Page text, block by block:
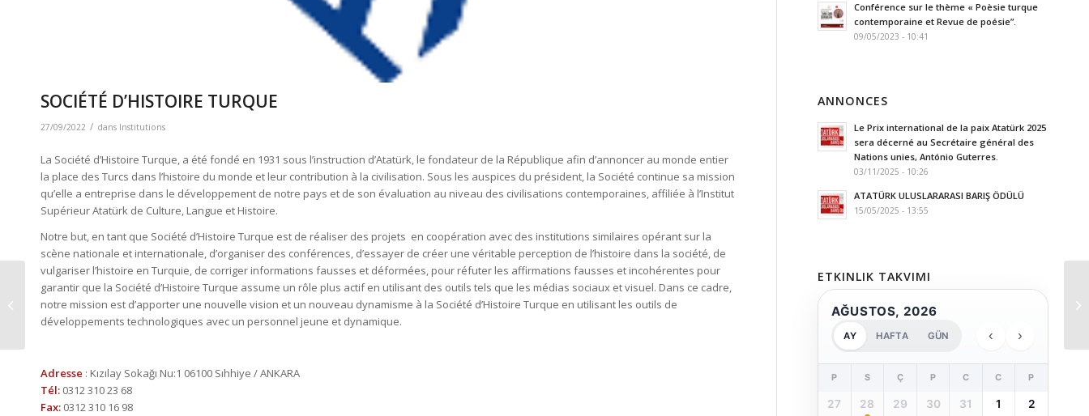
SOCIÉTÉ D’HISTOIRE TURQUE
27/09/2022 / dans Institutions
La Société d’Histoire Turque, a été fondé en 1931 sous l’instruction d’Atatürk, le fondateur de la République afin d’annoncer au monde entier
la place des Turcs dans l’histoire du monde et leur contribution à la civilisation. Sous les auspices du président, la Société continue sa mission
qu’elle a entreprise dans le développement de notre pays et de son évaluation au niveau des civilisations contemporaines, affiliée à l’Institut
Supérieur Atatürk de Culture, Langue et Histoire.
Notre but, en tant que Société d’Histoire Turque est de réaliser des projets en coopération avec des institutions similaires opérant sur la
scène nationale et internationale, d’organiser des conférences, d’essayer de créer une véritable perception de l’histoire dans la société, de
vulgariser l’histoire en Turquie, de corriger informations fausses et déformées, pour réfuter les affirmations fausses et incohérentes pour
garantir que la Société d’Histoire Turque assume un rôle plus actif en utilisant des outils tels que les médias sociaux et visuel. Dans ce cadre,
notre mission est d’apporter une nouvelle vision et un nouveau dynamisme à la Société d’Histoire Turque en utilisant les outils de
développements technologiques avec un personnel jeune et dynamique.
Adresse : Kızılay Sokağı Nu:1 06100 Sıhhiye / ANKARA
Tél: 0312 310 23 68
Fax: 0312 310 16 98
Conférence sur le thème « Poèsie turque
contemporaine et Revue de poésie”.
09/05/2023 - 10:41
ANNONCES
Le Prix international de la paix Atatürk 2025
sera décerné au Secrétaire général des
Nations unies, António Guterres.
03/11/2025 - 10:26
ATATÜRK ULUSLARARASI BARIŞ ÖDÜLÜ
15/05/2025 - 13:55
ETKINLIK TAKVIMI
AĞUSTOS, 2026
AY HAFTA GÜN ‹ ›
P S Ç P C C P
27 28 29 30 31 1 2
SOCIÉTÉ DE LANGUE
TURQUE